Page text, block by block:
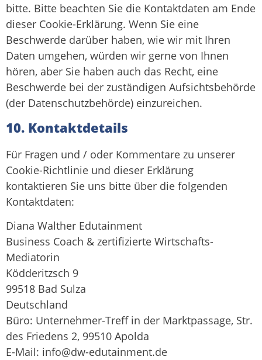
bitte. Bitte beachten Sie die Kontaktdaten am Ende
dieser Cookie-Erklärung. Wenn Sie eine
Beschwerde darüber haben, wie wir mit Ihren
Daten umgehen, würden wir gerne von Ihnen
hören, aber Sie haben auch das Recht, eine
Beschwerde bei der zuständigen Aufsichtsbehörde
(der Datenschutzbehörde) einzureichen.
10. Kontaktdetails
Für Fragen und / oder Kommentare zu unserer
Cookie-Richtlinie und dieser Erklärung
kontaktieren Sie uns bitte über die folgenden
Kontaktdaten:
Diana Walther Edutainment
Business Coach & zertifizierte Wirtschafts-
Mediatorin
Ködderitzsch 9
99518 Bad Sulza
Deutschland
Büro: Unternehmer-Treff in der Marktpassage, Str.
des Friedens 2, 99510 Apolda
E-Mail: info@dw-edutainment.de